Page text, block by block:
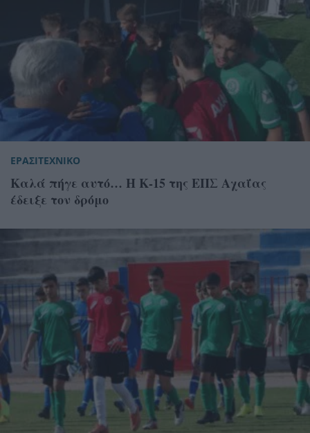
ΕΡΑΣΙΤΕΧΝΙΚΟ
Καλά πήγε αυτό… Η Κ-15 της ΕΠΣ Αχαΐας
έδειξε τον δρόμο